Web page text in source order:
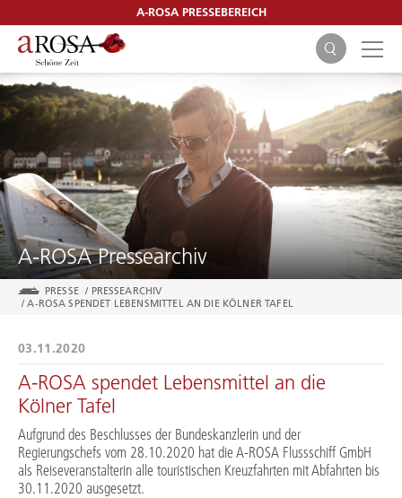
A-ROSA PRESSEBEREICH
SUCHEN
A-ROSA Pressearchiv
PRESSE / PRESSEARCHIV
/ A-ROSA SPENDET LEBENSMITTEL AN DIE KÖLNER TAFEL
03.11.2020
A-ROSA spendet Lebensmittel an die
Kölner Tafel
Aufgrund des Beschlusses der Bundeskanzlerin und der
Regierungschefs vom 28.10.2020 hat die A-ROSA Flussschiff GmbH
als Reiseveranstalterin alle touristischen Kreuzfahrten mit Abfahrten bis
30.11.2020 ausgesetzt.